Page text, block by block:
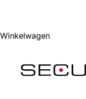
Winkelwagen